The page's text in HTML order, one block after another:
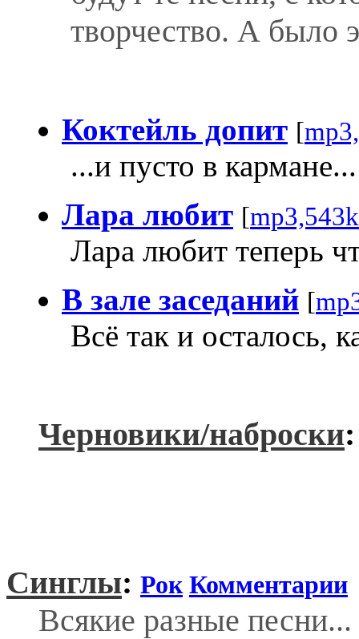
творчество. А было
Коктейль допит [
...и пусто в кармане...
Лара любит [mp3,543k
Лара любит теперь
В зале заседаний [
Всё так и осталось,
Черновики/наброски
Синглы: Рок Комментарии
Всякие разные песни...